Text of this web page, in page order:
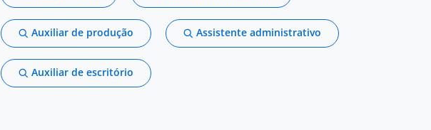
Auxiliar de produção Assistente administrativo
Auxiliar de escritório